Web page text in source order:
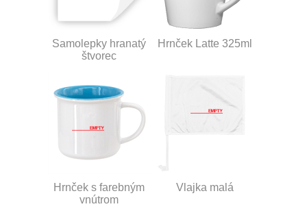
Samolepky hranatý
štvorec
Hrnček Latte 325ml
Hrnček s farebným
vnútrom
Vlajka malá